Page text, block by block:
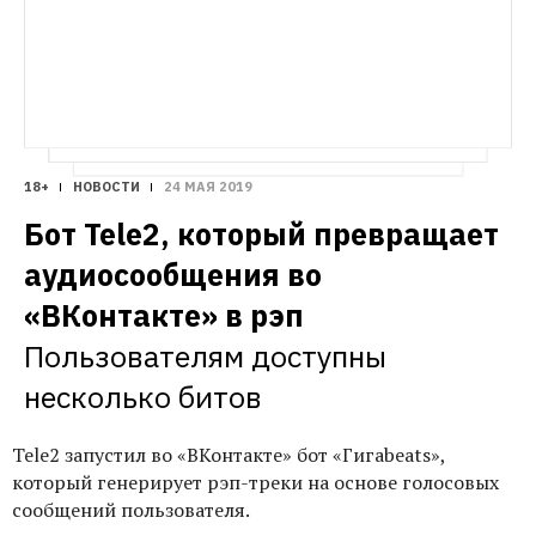
18+ НОВОСТИ 24 МАЯ 2019
Бот Tele2, который превращает
аудиосообщения во
«ВКонтакте» в рэп
Пользователям доступны
несколько битов
Tele2 запустил во «ВКонтакте» бот «Гигаbeats»,
который генерирует рэп-треки на основе голосовых
сообщений пользователя.